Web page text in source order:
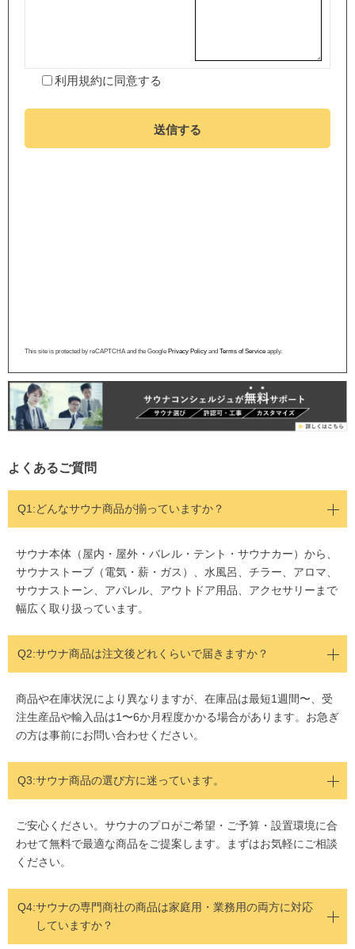
利用規約に同意する
送信する
This site is protected by reCAPTCHA and the Google Privacy Policy and Terms of Service apply.
よくあるご質問
Q1:どんなサウナ商品が揃っていますか？
サウナ本体（屋内・屋外・バレル・テント・サウナカー）から、
サウナストーブ（電気・薪・ガス）、水風呂、チラー、アロマ、
サウナストーン、アパレル、アウトドア用品、アクセサリーまで
幅広く取り扱っています。
Q2:サウナ商品は注文後どれくらいで届きますか？
商品や在庫状況により異なりますが、在庫品は最短1週間〜、受
注生産品や輸入品は1〜6か月程度かかる場合があります。お急ぎ
の方は事前にお問い合わせください。
Q3:サウナ商品の選び方に迷っています。
ご安心ください。サウナのプロがご希望・ご予算・設置環境に合
わせて無料で最適な商品をご提案します。まずはお気軽にご相談
ください。
Q4:サウナの専門商社の商品は家庭用・業務用の両方に対応
していますか？